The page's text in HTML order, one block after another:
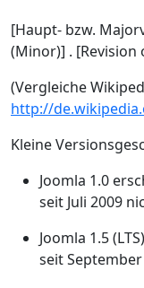
[Haupt- bzw.
(Minor)] . [Revision
(Vergleiche
http://
Kleine
Joomla 1.0
seit Juli 2009
Joomla 1.5
seit